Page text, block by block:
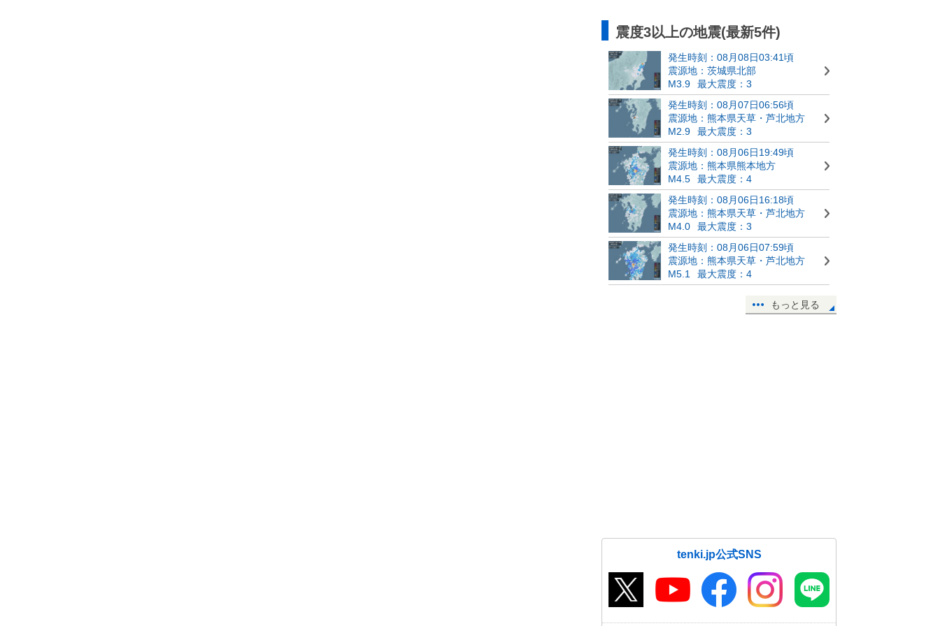
震度3以上の地震(最新5件)
発生時刻：08月08日03:41頃
震源地：茨城県北部
M3.9
最大震度：3
発生時刻：08月07日06:56頃
震源地：熊本県天草・芦北地方
M2.9
最大震度：3
発生時刻：08月06日19:49頃
震源地：熊本県熊本地方
M4.5
最大震度：4
発生時刻：08月06日16:18頃
震源地：熊本県天草・芦北地方
M4.0
最大震度：3
発生時刻：08月06日07:59頃
震源地：熊本県天草・芦北地方
M5.1
最大震度：4
もっと見る
tenki.jp公式SNS